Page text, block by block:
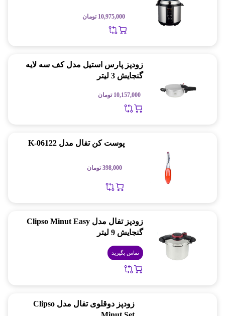
10,975,000 تومان
زودپز پارس استیل مدل کف سه لایه
گنجایش 3 ليتر
10,157,000 تومان
پوست کن تفال مدل K-06122
398,000 تومان
زودپز تفال مدل Clipso Minut Easy
گنجایش 9 لیتر
تماس بگیرید
زودپز دوقلوی تفال مدل Clipso